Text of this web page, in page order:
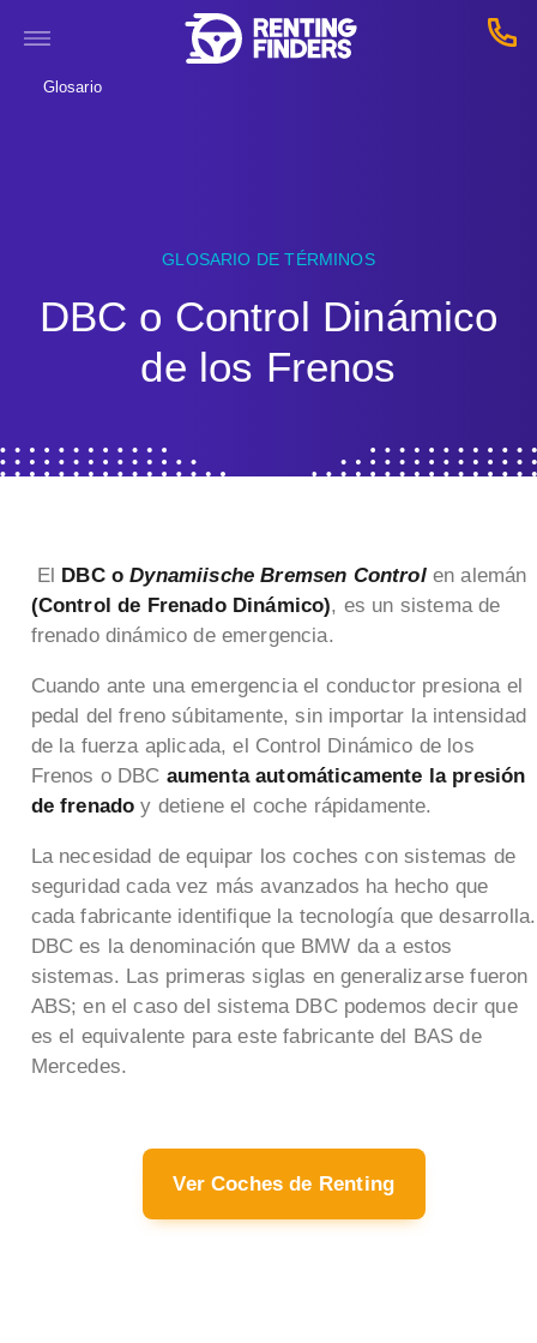
Glosario
GLOSARIO DE TÉRMINOS
DBC o Control Dinámico
de los Frenos
El DBC oDynamiische Bremsen Controlen alemán
(Control de Frenado Dinámico), es un sistema de
frenado dinámico de emergencia.
Cuando ante una emergencia el conductor presiona el
pedal del freno súbitamente, sin importar la intensidad
de la fuerza aplicada, el Control Dinámico de los
Frenos o DBC aumenta automáticamente la presión
de frenado y detiene el coche rápidamente.
La necesidad de equipar los coches con sistemas de
seguridad cada vez más avanzados ha hecho que
cada fabricante identifique la tecnología que desarrolla.
DBC es la denominación que BMW da a estos
sistemas. Las primeras siglas en generalizarse fueron
ABS; en el caso del sistema DBC podemos decir que
es el equivalente para este fabricante del BAS de
Mercedes.
Ver Coches de Renting